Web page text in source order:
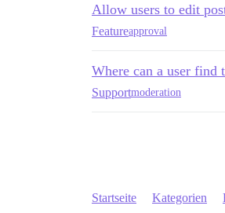
Allow users to edit
Featureapproval
Where can a user find
Supportmoderation
Startseite Kategorien